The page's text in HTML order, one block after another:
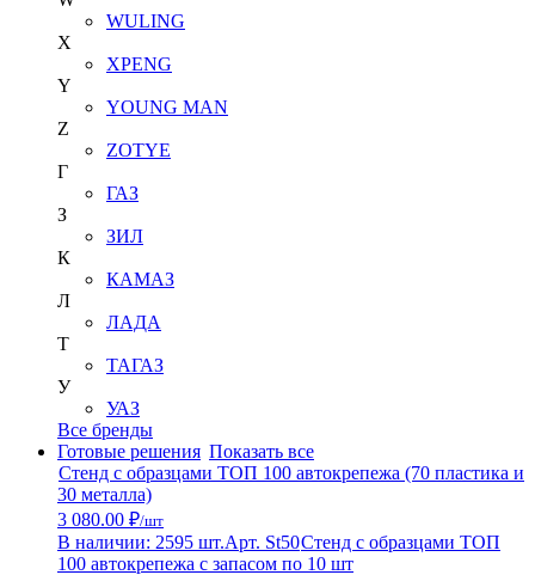
WULING
X
XPENG
Y
YOUNG MAN
Z
ZOTYE
Г
ГАЗ
З
ЗИЛ
К
КАМАЗ
Л
ЛАДА
Т
ТАГАЗ
У
УАЗ
Все бренды
Готовые решения Показать все
Стенд с образцами ТОП 100 автокрепежа (70 пластика и
30 металла)
3 080.00 ₽/шт
В наличии: 2595 шт.Арт. St50Стенд с образцами ТОП
100 автокрепежа с запасом по 10 шт